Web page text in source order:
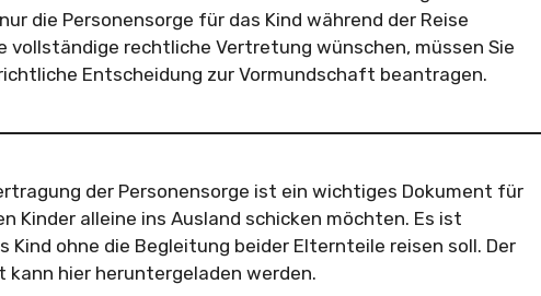
die Personensorge für das Kind während der Reise
vollständige rechtliche Vertretung wünschen, müssen Sie
Entscheidung zur Vormundschaft beantragen.
der Personensorge ist ein wichtiges Dokument für
Kinder alleine ins Ausland schicken möchten. Es ist
Kind ohne die Begleitung beider Elternteile reisen soll. Der
kann hier heruntergeladen werden.